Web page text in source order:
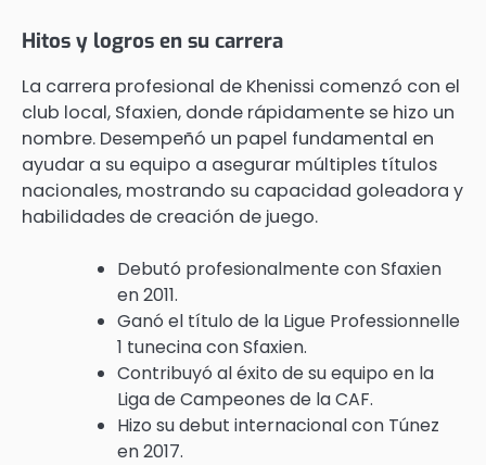
Hitos y logros en su carrera
La carrera profesional de Khenissi comenzó con el
club local, Sfaxien, donde rápidamente se hizo un
nombre. Desempeñó un papel fundamental en
ayudar a su equipo a asegurar múltiples títulos
nacionales, mostrando su capacidad goleadora y
habilidades de creación de juego.
Debutó profesionalmente con Sfaxien
en 2011.
Ganó el título de la Ligue Professionnelle
1 tunecina con Sfaxien.
Contribuyó al éxito de su equipo en la
Liga de Campeones de la CAF.
Hizo su debut internacional con Túnez
en 2017.